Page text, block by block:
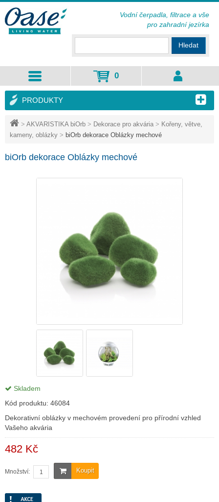
> AKVARISTIKA biOrb > Dekorace pro akvária > Kořeny, větve,
kameny, oblázky > biOrb dekorace Oblázky mechové
biOrb dekorace Oblázky mechové
Skladem
Kód produktu: 46084
Dekorativní oblázky v mechovém provedení pro přírodní vzhled
Vašeho akvária
482 Kč
Koupit
Množství:
PRODUKTY
Hledat
0
Vodní čerpadla, filtrace a vše
pro zahradní jezírka